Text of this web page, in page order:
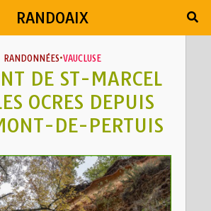
RANDOAIX
RANDONNÉES•VAUCLUSE
DE ST-MARCEL
OCRES DEPUIS
DE-PERTUIS